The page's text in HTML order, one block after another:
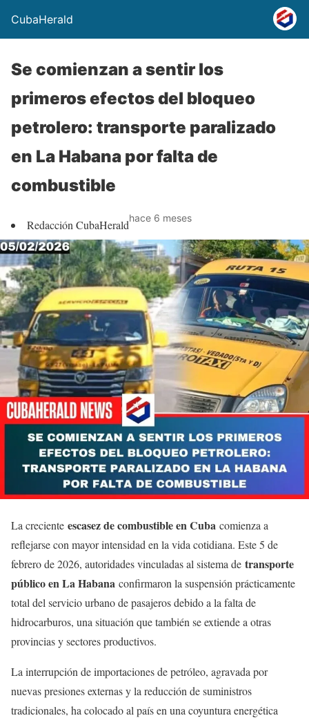
CubaHerald
Se comienzan a sentir los
primeros efectos del bloqueo
petrolero: transporte paralizado
en La Habana por falta de
combustible
Redacción CubaHeraldhace 6 meses
La creciente escasez de combustible en Cuba comienza a
reflejarse con mayor intensidad en la vida cotidiana. Este 5 de
febrero de 2026, autoridades vinculadas al sistema de transporte
público en La Habana confirmaron la suspensión prácticamente
total del servicio urbano de pasajeros debido a la falta de
hidrocarburos, una situación que también se extiende a otras
provincias y sectores productivos.
La interrupción de importaciones de petróleo, agravada por
nuevas presiones externas y la reducción de suministros
tradicionales, ha colocado al país en una coyuntura energética